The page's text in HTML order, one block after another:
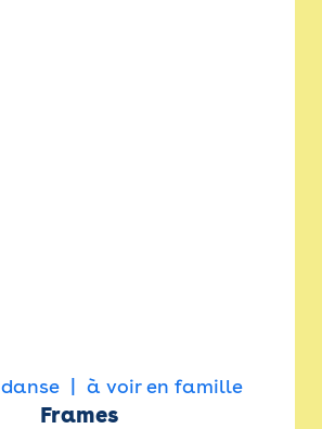
danse à voir en famille
Frames